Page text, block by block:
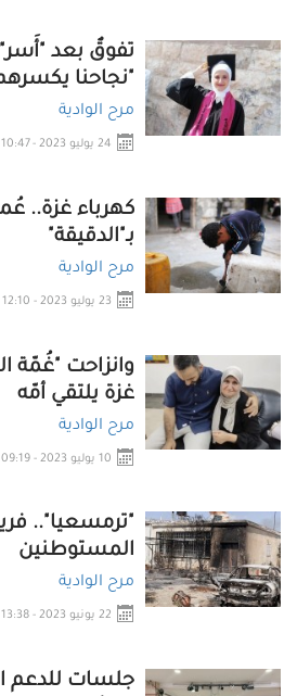
تفوقٌ بعد
"نجاحنا
مرح الوادية
24 يوليو 2023 - 10:47
كهرباء غزة..
بـ"الدقيقة"
مرح الوادية
23 يوليو 2023 - 12:10
وانزاحت "غُمّة
غزة يلتقي أمّه
مرح الوادية
10 يوليو 2023 - 09:19
"ترمسعيا"..
المستوطنين
مرح الوادية
22 يونيو 2023 - 13:38
جلسات للدعم